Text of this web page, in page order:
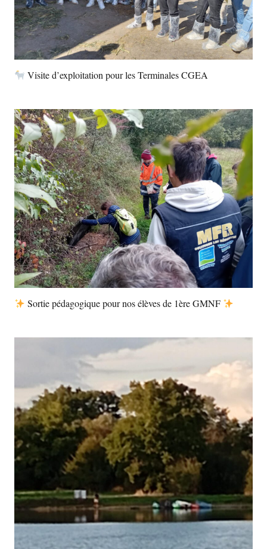
Visite d’exploitation pour les Terminales CGEA
Sortie pédagogique pour nos élèves de 1ère GMNF